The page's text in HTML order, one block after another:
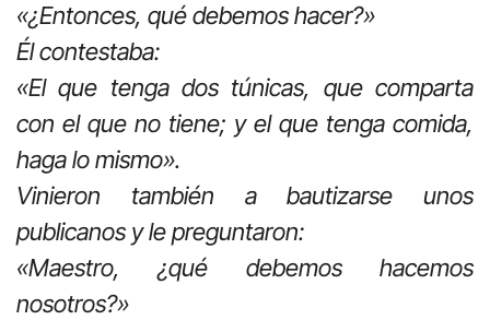
«¿Entonces, qué debemos hacer?»
Él contestaba:
«El que tenga dos túnicas, que comparta
con el que no tiene; y el que tenga comida,
haga lo mismo».
Vinieron también a bautizarse unos
publicanos y le preguntaron:
«Maestro, ¿qué debemos hacemos
nosotros?»